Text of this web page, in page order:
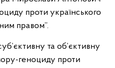
проти українського
правом”.
та об’єктивну
геноциду проти